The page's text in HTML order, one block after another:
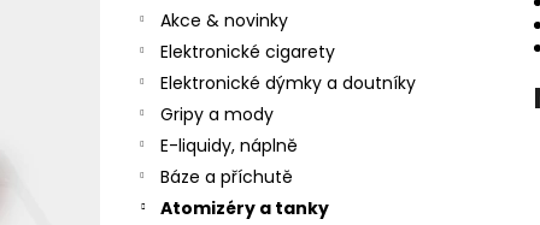
Akce & novinky
Elektronické cigarety
Elektronické dýmky a doutníky
Gripy a mody
E-liquidy, náplně
Báze a příchutě
Atomizéry a tanky